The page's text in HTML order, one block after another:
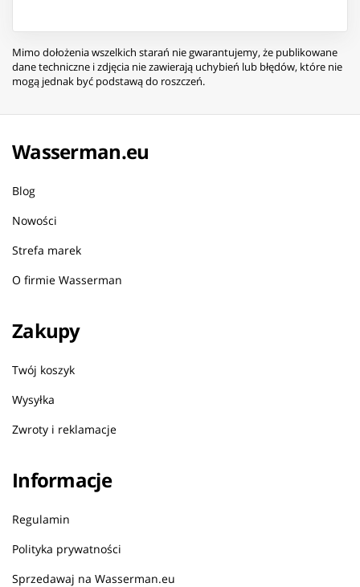
Mimo dołożenia wszelkich starań nie gwarantujemy, że publikowane
dane techniczne i zdjęcia nie zawierają uchybień lub błędów, które nie
mogą jednak być podstawą do roszczeń.
Wasserman.eu
Blog
Nowości
Strefa marek
O firmie Wasserman
Zakupy
Twój koszyk
Wysyłka
Zwroty i reklamacje
Informacje
Regulamin
Polityka prywatności
Sprzedawaj na Wasserman.eu